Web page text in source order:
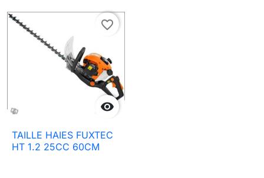

favorite_border
TAILLE HAIES FUXTEC
HT 1.2 25CC 60CM